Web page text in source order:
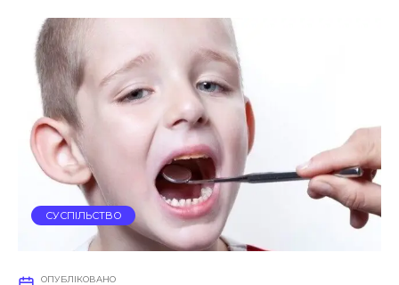
СУСПІЛЬСТВО
ОПУБЛІКОВАНО